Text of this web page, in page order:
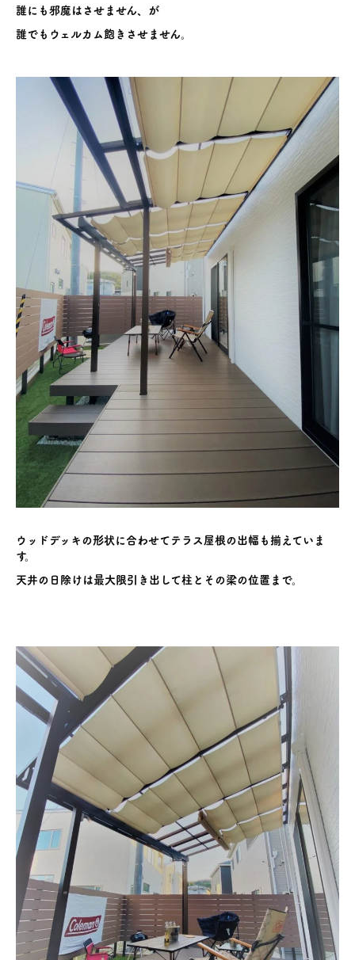
誰にも邪魔はさせません、が
誰でもウェルカム飽きさせません。
ウッドデッキの形状に合わせてテラス屋根の出幅も揃えていま
す。
天井の日除けは最大限引き出して柱とその梁の位置まで。